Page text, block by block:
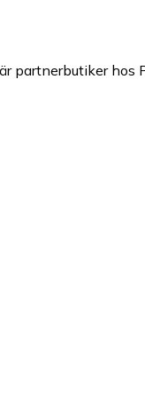
partnerbutiker hos